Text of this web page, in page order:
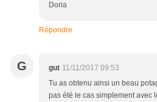
Doria
Répondre
G gut 11/11/2017 09:53
Tu as obtenu ainsi un beau
pas été le cas simplement avec